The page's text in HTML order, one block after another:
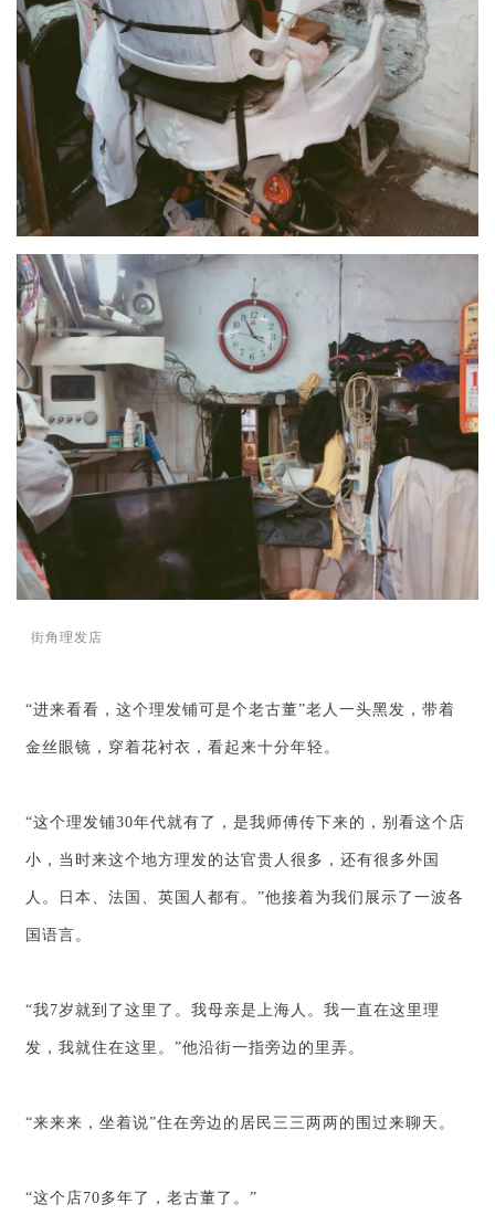
街角理发店
“进来看看，这个理发铺可是个老古董”老人一头黑发，带着
金丝眼镜，穿着花衬衣，看起来十分年轻。
“这个理发铺30年代就有了，是我师傅传下来的，别看这个店
小，当时来这个地方理发的达官贵人很多，还有很多外国
人。日本、法国、英国人都有。”他接着为我们展示了一波各
国语言。
“我7岁就到了这里了。我母亲是上海人。我一直在这里理
发，我就住在这里。”他沿街一指旁边的里弄。
“来来来，坐着说”住在旁边的居民三三两两的围过来聊天。
“这个店70多年了，老古董了。”